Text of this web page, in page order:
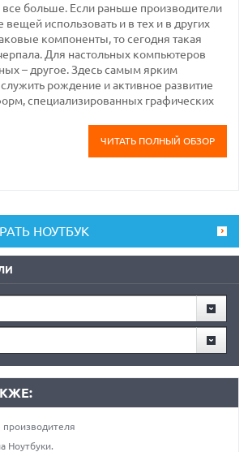
все больше. Если раньше производители
вещей использовать и в тех и в других
компоненты, то сегодня такая
Для настольных компьютеров
– другое. Здесь самым ярким
рождение и активное развитие
специализированных графических
ЧИТАТЬ ПОЛНЫЙ ОБЗОР
НОУТБУК
Ноутбуки.